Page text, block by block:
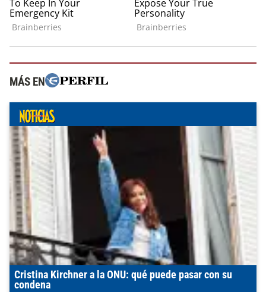
MÁS EN
Cristina Kirchner a la ONU: qué puede pasar con su
condena